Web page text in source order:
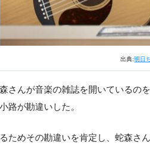
出典:明日
さんが音楽の雑誌を開いているの
路が勘違いした。
ためその勘違いを肯定し、蛇森さ